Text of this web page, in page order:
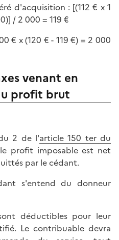
d'acquisition : [(112 € x 1
/ 2 000 = 119 €
€ x (120 € - 119 €) = 2 000
venant en
profit brut
2 de l'article 150 ter du
profit imposable est net
par le cédant.
s'entend du donneur
déductibles pour leur
Le contribuable devra